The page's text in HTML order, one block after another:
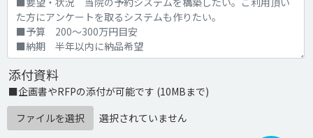
添付資料
■企画書やRFPの添付が可能です (10MBまで)
ファイルを選択
選択されていません